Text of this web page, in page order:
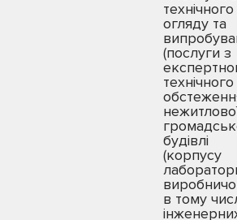
технічного
огляду та
(послуги з
технічного
будівлі
(корпусу
в тому